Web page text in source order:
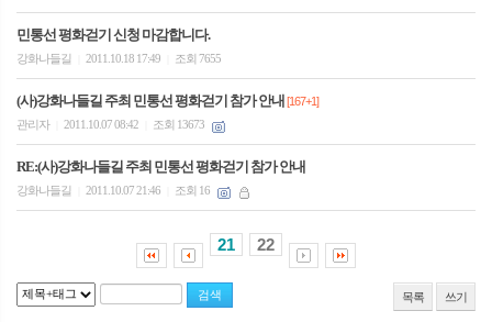
민통선 평화걷기 신청 마감합니다.
강화나들길 2011.10.18 17:49 조회 7655
(사)강화나들길 주최 민통선 평화걷기 참가 안내[167+1]
관리자
2011.10.07 08:42 조회 13673
RE:(사)강화나들길 주최 민통선 평화걷기 참가 안내
강화나들길 2011.10.07 21:46 조회 16
21 22
목록 쓰기